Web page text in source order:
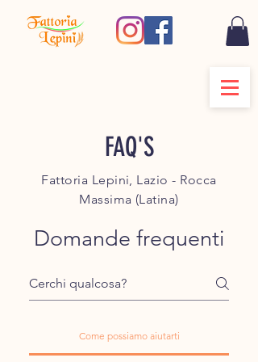
FAQ'S
Fattoria Lepini, Lazio - Rocca
Massima (Latina)
Domande frequenti
Come possiamo aiutarti